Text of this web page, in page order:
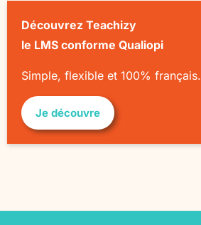
Découvrez Teachizy
le LMS conforme Qualiopi
Simple, flexible et 100% français.
Je découvre